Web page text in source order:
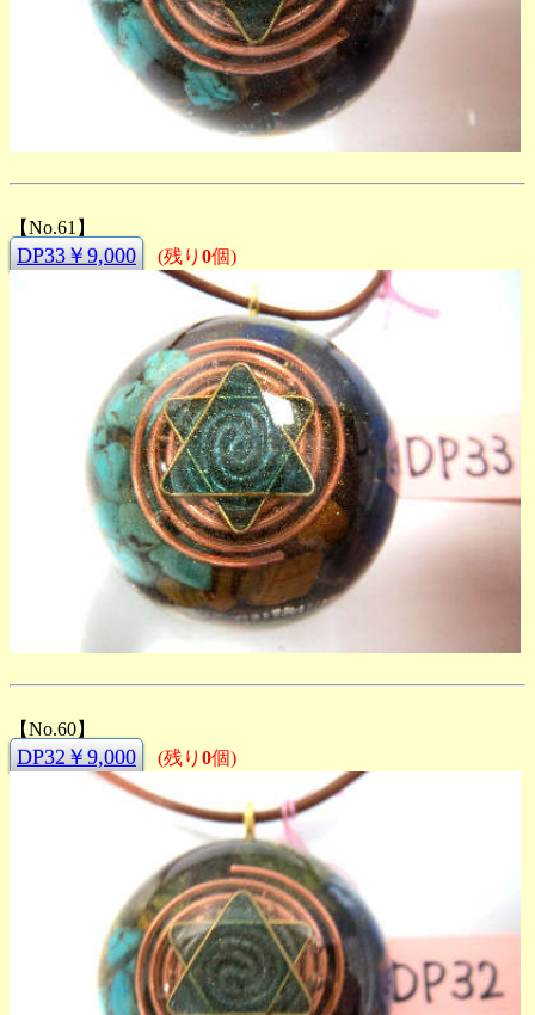
【No.61】
DP33￥9,000 (残り 0個)
【No.60】
DP32￥9,000 (残り 0個)